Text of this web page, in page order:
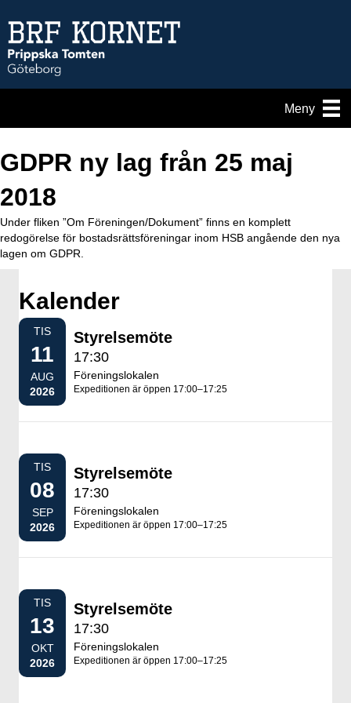
Meny
GDPR ny lag från 25 maj
2018
Under fliken ”Om Föreningen/Dokument” finns en komplett
redogörelse för bostadsrättsföreningar inom HSB angående den nya
lagen om GDPR.
Kalender
TIS
11
AUG
2026
Styrelsemöte
17:30
Föreningslokalen
Expeditionen är öppen 17:00–17:25
TIS
08
SEP
2026
Styrelsemöte
17:30
Föreningslokalen
Expeditionen är öppen 17:00–17:25
TIS
13
OKT
2026
Styrelsemöte
17:30
Föreningslokalen
Expeditionen är öppen 17:00–17:25